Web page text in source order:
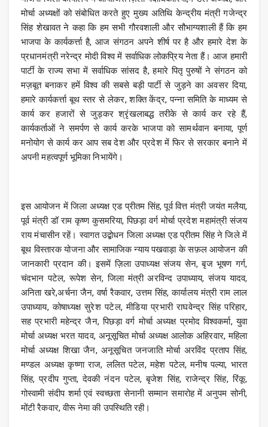
मोर्चा अध्यक्षों को संबोधित करते हुए मुख्य अतिथि केन्द्रीय मंत्री गजेन्द्र
सिंह शेखावत ने कहा कि हम सभी गौरवशाली और सौभाग्यशाली हैं कि हम
भाजपा के कार्यकर्त्ता है, आज संगठन अपने शीर्ष पर है और हमारे देश के
प्रधानमंत्री नरेन्द्र मोदी विश्व में सर्वाधिक लोकप्रिय नेता हैं। आज हमारी
पार्टी के राज्य सभा में सर्वाधिक सांसद है, हमारे पितृ पुरुषों ने संगठन को
मज़बूत बनाकर हमें विश्व की सबसे बड़ी पार्टी से जुड़ने का अवसर दिया,
हमारे कार्यकर्त्ता बूथ स्तर से लेकर, शक्ति केंद्र, पन्ना समिति के माध्यम से
कार्य कर हजारों से जुड़कर श्रृंखलाबद्ध तरीके से कार्य कर रहे हैं,
कार्यकर्ताओं ने समर्पण से कार्य करके भाजपा को सामर्थवान बनाया, पूर्ण
मनोयोग से कार्य कर आप सब देश और प्रदेश में फिर से सरकार बनाने में
अपनी महत्वपूर्ण भूमिका निभायेंगे।
इस आयोजन में जिला अध्यक्ष एड प्रीतम सिंह, पूर्व वित्त मंत्री जयंत मलैया,
पूर्व मंत्री डॉ राम कृष्ण कुसमरिया, पिछड़ा वर्ग मोर्चा प्रदेश महामंत्री संजय
राय मंचासीन रहें। स्वागत उद्बोधन जिला अध्यक्ष एड प्रीतम सिंह ने जिले में
बूथ विस्तारक योजना और सामाजिक न्याय पखवाड़ा के सफ़ल आयोजन की
जानकारी प्रदान की। इसमें ज़िला उपाध्यक्ष संजय सेन, बृज भूषण गर्ग,
चंदभान पटेल, रूपेश सेन, जिला मंत्री अरविन्द उपाध्याय, संजय यादव,
अनिता खरे,अर्चना जैन, वर्षा रैकवार, उत्तम सिंह, कार्यालय मंत्री राम लाल
उपाध्याय, कोषाध्यक्ष सुरेश पटेल, मीडिया प्रभारी राघवेन्द्र सिंह परिहार,
सह प्रभारी महेन्द्र जैन, पिछड़ा वर्ग मोर्चा अध्यक्ष प्रमोद विश्वकर्मा, युवा
मोर्चा अध्यक्ष भरत यादव, अनूसूचित मोर्चा अध्यक्ष आलोक अहिरवार, महिला
मोर्चा अध्यक्ष शिखा जैन, अनूसूचित जनजाति मोर्चा अरविंद प्रताप सिंह,
मण्डल अध्यक्ष कृष्णा राज, ललित पटेल, महेश पटेल, मनीष पल्या, भारत
सिंह, प्रदीप गुप्ता, देवकी नंदन पटेल, बृजेश सिंह, राजेन्द्र सिंह, रिंकू,
गोस्वामी संदीप शर्मा एवं स्वच्छता सेनानी सम्मान समारोह में अनुपम सोनी,
मोंटी रैकवार, वीरू नेमा की उपस्थिति रही।